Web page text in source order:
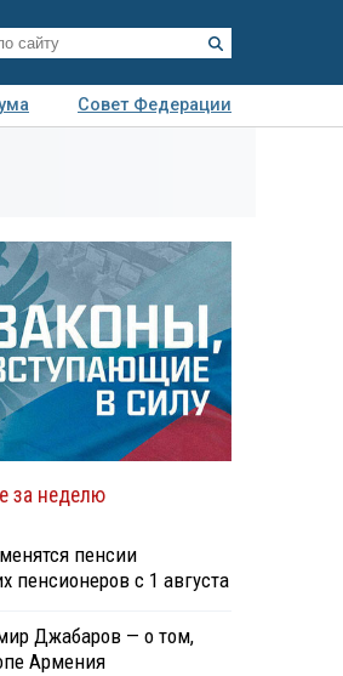
Совет Федерации
за неделю
пенсии
пенсионеров с 1 августа
Джабаров — о том,
Армения